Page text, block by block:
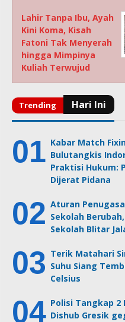
Lahir Tanpa Ibu, Ayah
Kini Koma, Kisah
Fatoni Tak Menyerah
hingga Mimpinya
Kuliah Terwujud
Kabar Match
Bulutangkis
Praktisi Hukum:
Dijerat Pidana
Aturan
Sekolah
Sekolah Blitar
Terik Matahari
Suhu Siang
Celsius
Polisi Tangkap 2
Dishub Gresik